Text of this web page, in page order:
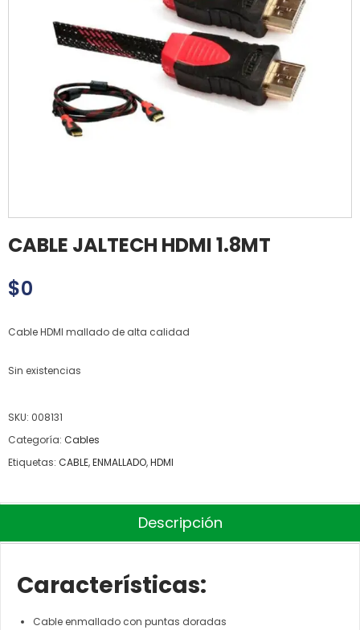
CABLE JALTECH HDMI 1.8MT
$0
Cable HDMI mallado de alta calidad
Sin existencias
SKU: 008131
Categoría: Cables
Etiquetas: CABLE,ENMALLADO,HDMI
Descripción
Características:
Cable enmallado con puntas doradas